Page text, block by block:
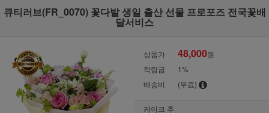
큐티러브(FR_0070) 꽃다발 생일 출산 선물 프로포즈 전국꽃배
달서비스
상품가 48,000원
적립금
1%
배송비
(무료)
케이크 추